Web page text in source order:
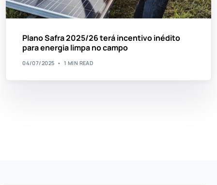
Plano Safra 2025/26 terá incentivo inédito
para energia limpa no campo
04/07/2025 1 MIN READ